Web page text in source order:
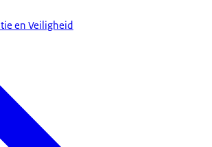
en Veiligheid